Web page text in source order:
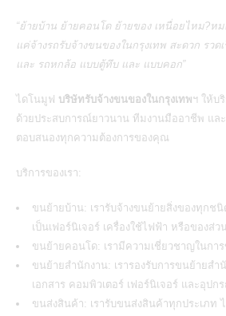
“ย้ายบ้าน ย้ายคอนโด ย้ายของ เหนื่อยไหม?ห
แค่จ้างรถรับจ้างขนของในกรุงเทพ สะดวก รวด
และ รถหกล้อ แบบตู้ทึบ และ แบบคอก”
ไดโนมูฟ บริษัทรับจ้างขนของในกรุงเทพฯ ให้บ
ด้วยประสบการณ์ยาวนาน ทีมงานมืออาชีพ แล
ตอบสนองทุกความต้องการของคุณ
บริการของเรา:
ขนย้ายบ้าน: เรารับจ้างขนย้ายสิ่งของทุกช
เป็นเฟอร์นิเจอร์ เครื่องใช้ไฟฟ้า หรือของส่ว
ขนย้ายคอนโด: เรามีความเชี่ยวชาญในกา
ขนย้ายสำนักงาน: เรารองรับการขนย้ายสำ
เอกสาร คอมพิวเตอร์ เฟอร์นิเจอร์ และอุปก
ขนส่งสินค้า: เรารับขนส่งสินค้าทุกประเภท